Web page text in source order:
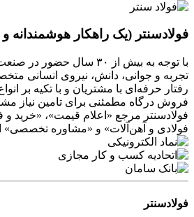
فولادسنتر (یک راهکار هوشمندانه و
با توجه به بیش از ۳۰ سال
تجربه و جوانی، دانش، نیروی انسانی
رفتار حرفه‌ای با مشتریان و با تکیه بر
فروش درگاه مطمئنی برای تامین نیاز
فولادسنتر مرجع «اعلام قیمت»، «خرید
فولادی و آهن‌آلات» و «مشاوره
فولادسنتر